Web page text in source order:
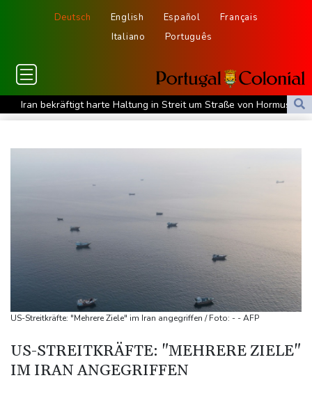
Deutsch English Español
Français
Italiano
Português
Iran bekräftigt harte Haltung in Streit um Straße von Hormus
Amtsantritt von Kolumbiens Staatschef De la Espriella von
Taifun "Dolphin": Flugausfälle, Evakuierung und höchste
Lionel Messi trauert um Vater und langjährigen Manager Jorge
DAK-Analyse: ADHS-Neudiagnosen bei Kindern deutlich
Sohn: Krebs von Ex-Präsident Biden hat sich ausgebreitet und
Metastasen gebildet
Iran stellt harte Bedingungen für Öffnung der Straße von
Trauerflor und Schweigeminute: Inter Miami trauert mit Messi
WTA: Sabalenka scheitert überraschend in Toronto
US-Streitkräfte: "Mehrere Ziele" im Iran angegriffen / Foto: - - AFP
US-STREITKRÄFTE: "MEHRERE ZIELE"
IM IRAN ANGEGRIFFEN